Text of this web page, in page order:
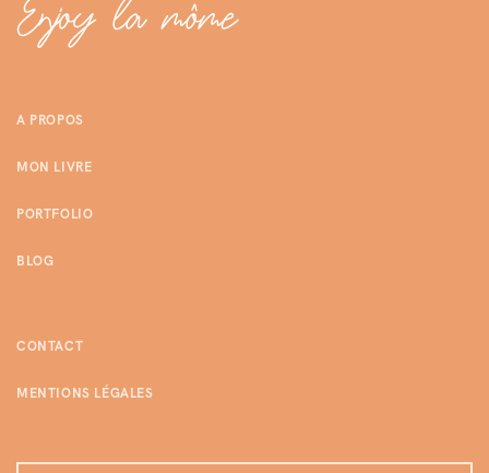
A PROPOS
MON LIVRE
PORTFOLIO
BLOG
CONTACT
MENTIONS LÉGALES